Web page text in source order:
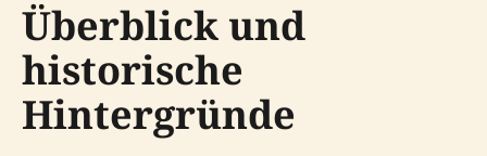
Überblick und
historische
Hintergründe